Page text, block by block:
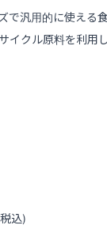
で汎用的に使える
イクル原料を利用
込)